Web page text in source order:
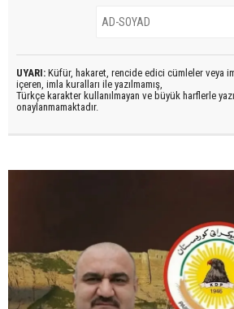
UYARI: Küfür, hakaret, rencide edici cümleler veya
içeren, imla kuralları ile yazılmamış,
Türkçe karakter kullanılmayan ve büyük harflerle
onaylanmamaktadır.